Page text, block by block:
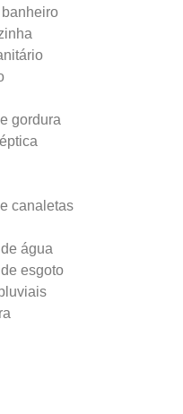
gordura
canaletas
água
esgoto